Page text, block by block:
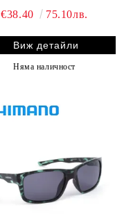
€38.40
75.10лв.
Виж детайли
Няма наличност